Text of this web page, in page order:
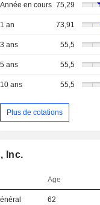
Année en cours 75,29
1 an 73,91
3 ans 55,5
5 ans 55,5
10 ans 55,5
Plus de cotations
Inc.
Age
62